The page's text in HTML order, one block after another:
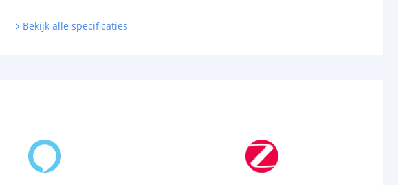
Bekijk alle specificaties